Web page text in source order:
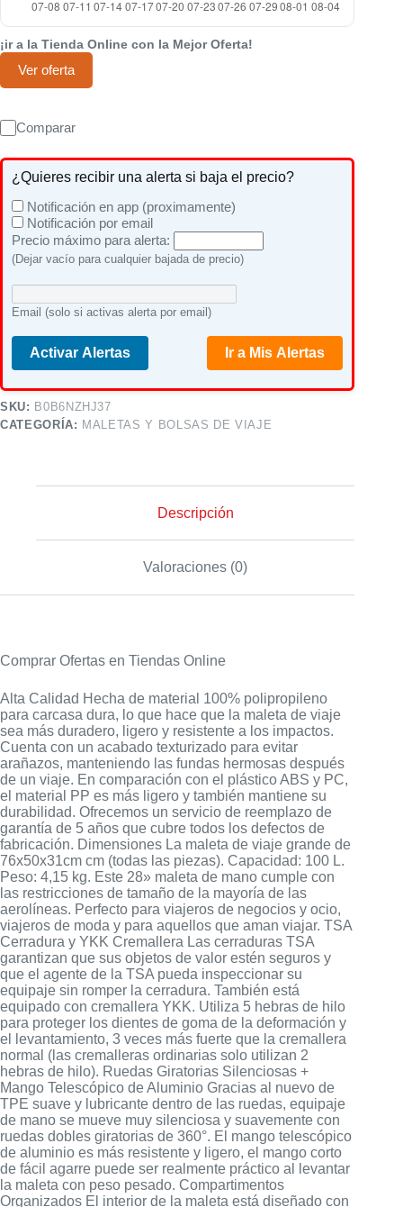
¡ir a la Tienda Online con la Mejor Oferta!
Ver oferta
Comparar
¿Quieres recibir una alerta si baja el precio?
Notificación en app (proximamente)
Notificación por email
Precio máximo para alerta:
(Dejar vacío para cualquier bajada de precio)
Email (solo si activas alerta por email)
Activar Alertas Ir a Mis Alertas
SKU: B0B6NZHJ37
CATEGORÍA: MALETAS Y BOLSAS DE VIAJE
Descripción
Valoraciones (0)
Comprar Ofertas en Tiendas Online
Alta Calidad Hecha de material 100% polipropileno
para carcasa dura, lo que hace que la maleta de viaje
sea más duradero, ligero y resistente a los impactos.
Cuenta con un acabado texturizado para evitar
arañazos, manteniendo las fundas hermosas después
de un viaje. En comparación con el plástico ABS y PC,
el material PP es más ligero y también mantiene su
durabilidad. Ofrecemos un servicio de reemplazo de
garantía de 5 años que cubre todos los defectos de
fabricación. Dimensiones La maleta de viaje grande de
76x50x31cm cm (todas las piezas). Capacidad: 100 L.
Peso: 4,15 kg. Este 28» maleta de mano cumple con
las restricciones de tamaño de la mayoría de las
aerolíneas. Perfecto para viajeros de negocios y ocio,
viajeros de moda y para aquellos que aman viajar. TSA
Cerradura y YKK Cremallera Las cerraduras TSA
garantizan que sus objetos de valor estén seguros y
que el agente de la TSA pueda inspeccionar su
equipaje sin romper la cerradura. También está
equipado con cremallera YKK. Utiliza 5 hebras de hilo
para proteger los dientes de goma de la deformación y
el levantamiento, 3 veces más fuerte que la cremallera
normal (las cremalleras ordinarias solo utilizan 2
hebras de hilo). Ruedas Giratorias Silenciosas +
Mango Telescópico de Aluminio Gracias al nuevo de
TPE suave y lubricante dentro de las ruedas, equipaje
de mano se mueve muy silenciosa y suavemente con
ruedas dobles giratorias de 360°. El mango telescópico
de aluminio es más resistente y ligero, el mango corto
de fácil agarre puede ser realmente práctico al levantar
la maleta con peso pesado. Compartimentos
Organizados El interior de la maleta está diseñado con